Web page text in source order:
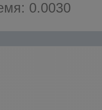
0.0030